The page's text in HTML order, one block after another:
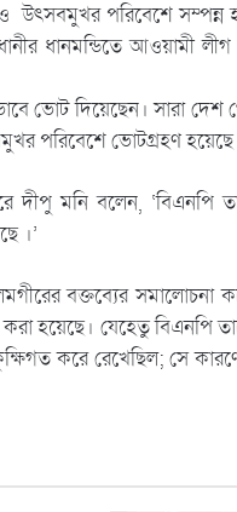
ও উৎসবমুখর পরিবেশে
ধানমন্ডিতে আওয়ামী লীগ
ভোট দিয়েছেন। সারা
পরিবেশে ভোটগ্রহণ
দীপু মনি বলেন, ‘বিএনপি
।’
বক্তব্যের
করা হয়েছে। যেহেতু
করে রেখেছিল; সে